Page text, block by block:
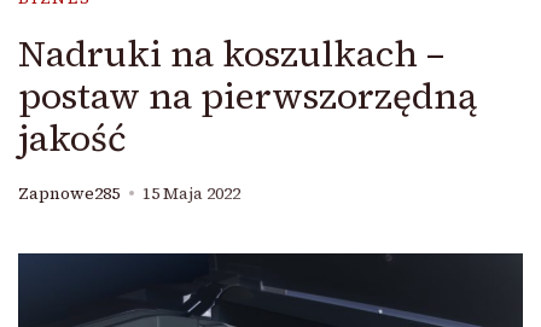
Nadruki na koszulkach –
postaw na pierwszorzędną
jakość
Zapnowe285 15 Maja 2022